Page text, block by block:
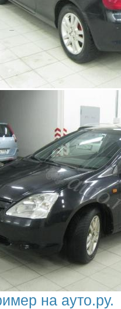
на ауто.ру.